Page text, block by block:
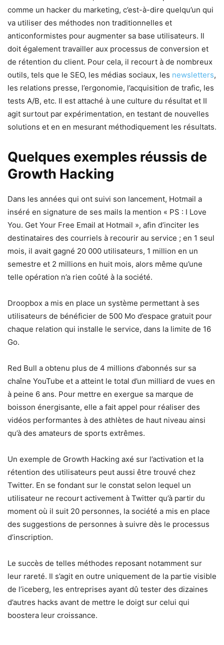
comme un hacker du marketing, c’est-à-dire quelqu’un qui
va utiliser des méthodes non traditionnelles et
anticonformistes pour augmenter sa base utilisateurs. Il
doit également travailler aux processus de conversion et
de rétention du client. Pour cela, il recourt à de nombreux
outils, tels que le SEO, les médias sociaux, les newsletters,
les relations presse, l’ergonomie, l’acquisition de trafic, les
tests A/B, etc. Il est attaché à une culture du résultat et II
agit surtout par expérimentation, en testant de nouvelles
solutions et en en mesurant méthodiquement les résultats.
Quelques exemples réussis de
Growth Hacking
Dans les années qui ont suivi son lancement, Hotmail a
inséré en signature de ses mails la mention « PS : I Love
You. Get Your Free Email at Hotmail », afin d’inciter les
destinataires des courriels à recourir au service ; en 1 seul
mois, il avait gagné 20 000 utilisateurs, 1 million en un
semestre et 2 millions en huit mois, alors même qu’une
telle opération n’a rien coûté à la société.
Droopbox a mis en place un système permettant à ses
utilisateurs de bénéficier de 500 Mo d’espace gratuit pour
chaque relation qui installe le service, dans la limite de 16
Go.
Red Bull a obtenu plus de 4 millions d’abonnés sur sa
chaîne YouTube et a atteint le total d’un milliard de vues en
à peine 6 ans. Pour mettre en exergue sa marque de
boisson énergisante, elle a fait appel pour réaliser des
vidéos performantes à des athlètes de haut niveau ainsi
qu’à des amateurs de sports extrêmes.
Un exemple de Growth Hacking axé sur l’activation et la
rétention des utilisateurs peut aussi être trouvé chez
Twitter. En se fondant sur le constat selon lequel un
utilisateur ne recourt activement à Twitter qu’à partir du
moment où il suit 20 personnes, la société a mis en place
des suggestions de personnes à suivre dès le processus
d’inscription.
Le succès de telles méthodes reposant notamment sur
leur rareté. Il s’agit en outre uniquement de la partie visible
de l’iceberg, les entreprises ayant dû tester des dizaines
d’autres hacks avant de mettre le doigt sur celui qui
boostera leur croissance.